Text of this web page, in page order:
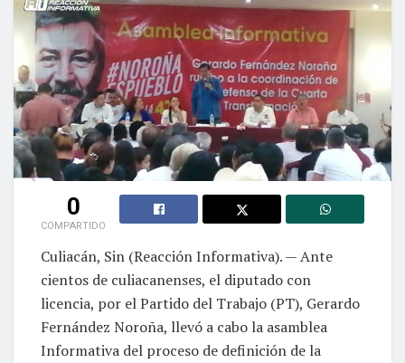
0
COMPARTIDO
Culiacán, Sin (Reacción Informativa). — Ante
cientos de culiacanenses, el diputado con
licencia, por el Partido del Trabajo (PT), Gerardo
Fernández Noroña, llevó a cabo la asamblea
Informativa del proceso de definición de la